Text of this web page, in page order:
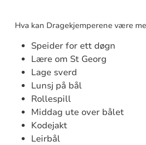
Hva kan Dragekjemperene være
Speider for ett døgn
Lære om St Georg
Lage sverd
Lunsj på bål
Rollespill
Middag ute over bålet
Kodejakt
Leirbål